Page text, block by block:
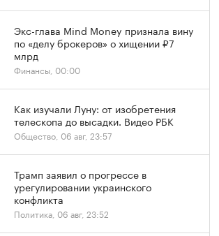
Экс-глава Mind Money признала вину
по «делу брокеров» о хищении ₽7
млрд
Финансы, 00:00
Как изучали Луну: от изобретения
телескопа до высадки. Видео РБК
Общество, 06 авг, 23:57
Трамп заявил о прогрессе в
урегулировании украинского
конфликта
Политика, 06 авг, 23:52